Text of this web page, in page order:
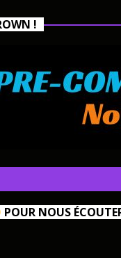
!
POUR NOUS